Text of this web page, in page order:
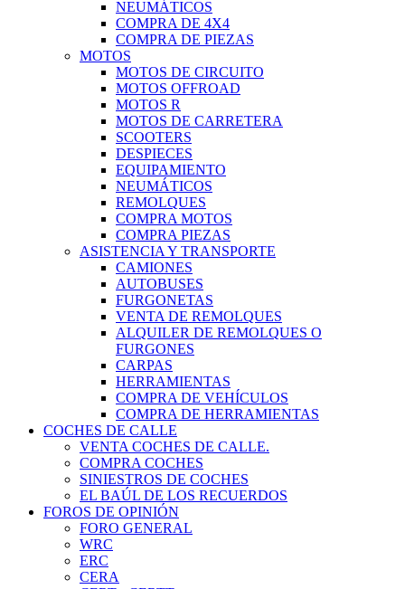
NEUMÁTICOS
COMPRA DE 4X4
COMPRA DE PIEZAS
MOTOS
MOTOS DE CIRCUITO
MOTOS OFFROAD
MOTOS R
MOTOS DE CARRETERA
SCOOTERS
DESPIECES
EQUIPAMIENTO
NEUMÁTICOS
REMOLQUES
COMPRA MOTOS
COMPRA PIEZAS
ASISTENCIA Y TRANSPORTE
CAMIONES
AUTOBUSES
FURGONETAS
VENTA DE REMOLQUES
ALQUILER DE REMOLQUES O
FURGONES
CARPAS
HERRAMIENTAS
COMPRA DE VEHÍCULOS
COMPRA DE HERRAMIENTAS
COCHES DE CALLE
VENTA COCHES DE CALLE.
COMPRA COCHES
SINIESTROS DE COCHES
EL BAÚL DE LOS RECUERDOS
FOROS DE OPINIÓN
FORO GENERAL
WRC
ERC
CERA